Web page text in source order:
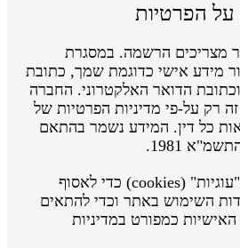
הפרטיות
הרשמה. במסגרת
אישי כדוגמת שמך, כתובת
הדואר האלקטרוני. החברה
על-פי מדיניות הפרטיות של
כל דין. המידע נשמר בהתאם
1981.
באתר נעשה שימוש ב"עוגיות" (cookies) כדי לאסוף
השימוש באתר וכדי להתאים
כמפורט במדיניות